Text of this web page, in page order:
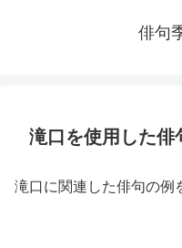
俳句
滝口を使用した俳
滝口に関連した俳句の例